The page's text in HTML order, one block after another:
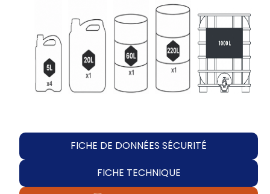
FICHE DE DONNÉES SÉCURITÉ
FICHE TECHNIQUE